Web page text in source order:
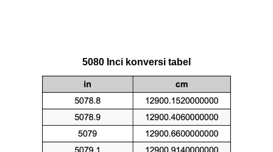
5080 Inci konversi tabel